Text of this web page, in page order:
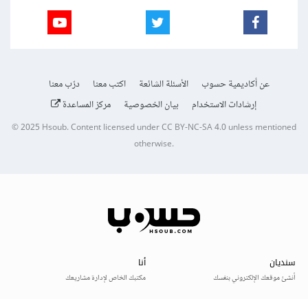
عن أكاديمية حسوب الأسئلة الشائعة اكتب معنا
درّب معنا
إرشادات الاستخدام
بيان الخصوصية مركز المساعدة
© 2025Hsoub.Content licensed underCC BY-NC-SA 4.0unless mentioned
otherwise.